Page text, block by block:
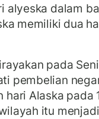
alyeska dalam
memiliki dua
pada
pembelian
hari Alaska pada
itu